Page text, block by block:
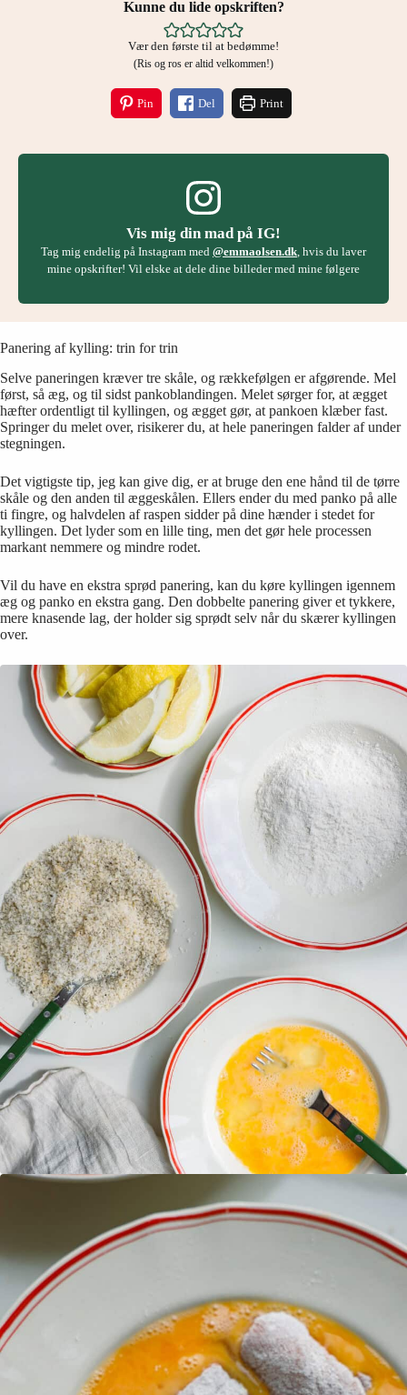
Kunne du lide opskriften?
Vær den første til at bedømme!
(Ris og ros er altid velkommen!)
Pin Del Print
Vis mig din mad på IG!
Tag mig endelig på Instagram med @emmaolsen.dk, hvis du laver
mine opskrifter! Vil elske at dele dine billeder med mine følgere
Panering af kylling: trin for trin
Selve paneringen kræver tre skåle, og rækkefølgen er afgørende. Mel
først, så æg, og til sidst pankoblandingen. Melet sørger for, at ægget
hæfter ordentligt til kyllingen, og ægget gør, at pankoen klæber fast.
Springer du melet over, risikerer du, at hele paneringen falder af under
stegningen.
Det vigtigste tip, jeg kan give dig, er at bruge den ene hånd til de tørre
skåle og den anden til æggeskålen. Ellers ender du med panko på alle
ti fingre, og halvdelen af raspen sidder på dine hænder i stedet for
kyllingen. Det lyder som en lille ting, men det gør hele processen
markant nemmere og mindre rodet.
Vil du have en ekstra sprød panering, kan du køre kyllingen igennem
æg og panko en ekstra gang. Den dobbelte panering giver et tykkere,
mere knasende lag, der holder sig sprødt selv når du skærer kyllingen
over.